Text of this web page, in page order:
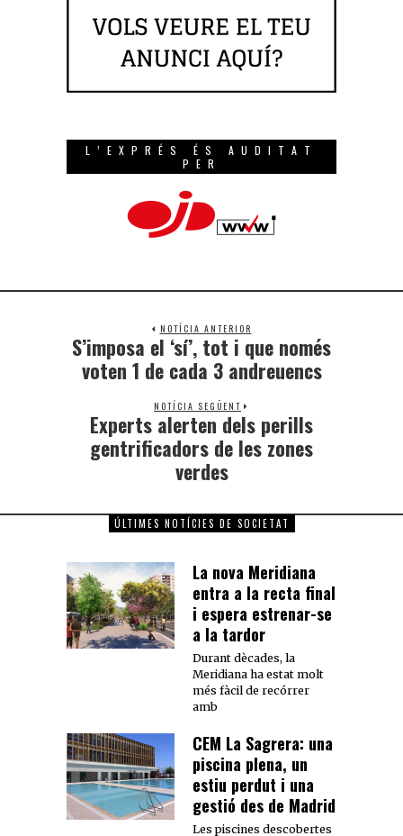
L’EXPRÉS ÉS AUDITAT
PER
NOTÍCIA ANTERIOR
S’imposa el ‘sí’, tot i que només
voten 1 de cada 3 andreuencs
NOTÍCIA SEGÜENT
Experts alerten dels perills
gentrificadors de les zones
verdes
ÚLTIMES NOTÍCIES DE SOCIETAT
La nova Meridiana
entra a la recta final
i espera estrenar-se
a la tardor
Durant dècades, la
Meridiana ha estat molt
més fàcil de recórrer
amb
CEM La Sagrera: una
piscina plena, un
estiu perdut i una
gestió des de Madrid
Les piscines descobertes